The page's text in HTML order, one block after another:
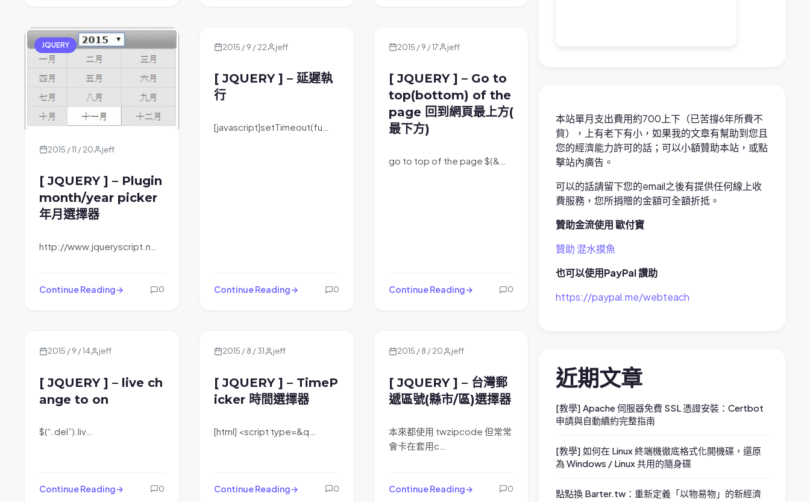
JQUERY
2015 / 11 / 20 jeff
[ JQUERY ] – Plugin
month/year picker
年月選擇器
http://www.jqueryscript.n…
Continue Reading 0
2015 / 9 / 22 jeff
[ JQUERY ] – 延遲執
行
[javascript]setTimeout(fu…
Continue Reading 0
2015 / 9 / 17 jeff
[ JQUERY ] – Go to
top(bottom) of the
page 回到網頁最上方(
最下方)
go to top of the page $(&…
Continue Reading 0
2015 / 9 / 14 jeff
[ JQUERY ] – live ch
ange to on
$(“.del”).liv…
Continue Reading 0
2015 / 8 / 31 jeff
[ JQUERY ] – TimeP
icker 時間選擇器
[html] <script type=&q…
Continue Reading 0
2015 / 8 / 20 jeff
[ JQUERY ] – 台灣郵
遞區號(縣市/區)選擇器
本來都使用 twzipcode 但常常
會卡在套用c…
Continue Reading 0
本站單月支出費用約700上下（已苦撐6年所費不
貲），上有老下有小，如果我的文章有幫助到您且
您的經濟能力許可的話；可以小額贊助本站，或點
擊站內廣告。
可以的話請留下您的email之後有提供任何線上收
費服務，您所捐贈的金額可全額折抵。
贊助金流使用 歐付寶
贊助 混水摸魚
也可以使用PayPal 讚助
https://paypal.me/webteach
近期文章
[教學] Apache 伺服器免費 SSL 憑證安裝：Certbot
申請與自動續約完整指南
[教學] 如何在 Linux 終端機徹底格式化開機碟，還原
為 Windows / Linux 共用的隨身碟
點點換 Barter.tw：重新定義「以物易物」的新經濟